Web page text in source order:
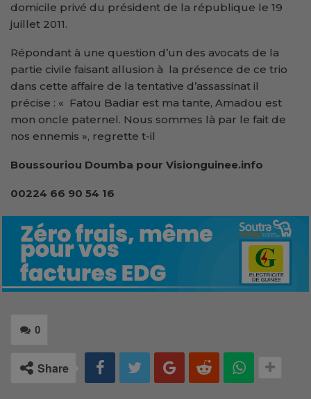
domicile privé du président de la république le 19
juillet 2011.
Répondant à une question d’un des avocats de la
partie civile faisant allusion à la présence de ce trio
dans cette affaire de la tentative d’assassinat il
précise : « Fatou Badiar est ma tante, Amadou est
mon oncle paternel. Nous sommes là par le fait de
nos ennemis », regrette t-il
Boussouriou Doumba pour Visionguinee.info
00224 66 90 54 16
0
Share